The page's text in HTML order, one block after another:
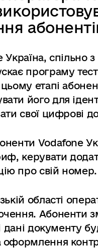
спільно
програму
етапі
його для
свої цифрові
Vodafone
керувати
про свій номер.
області
Абоненти
дані документу